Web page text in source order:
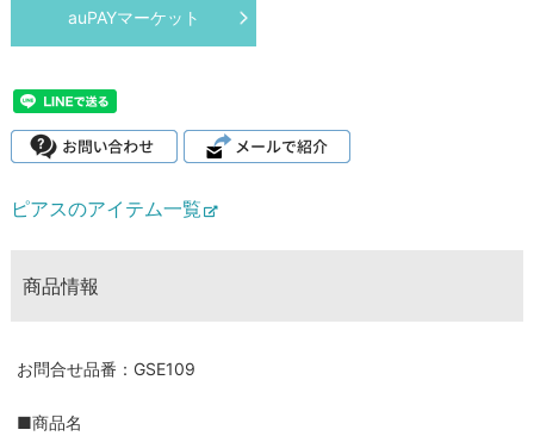
auPAYマーケット
ピアスのアイテム一覧
商品情報
お問合せ品番：GSE109
■商品名